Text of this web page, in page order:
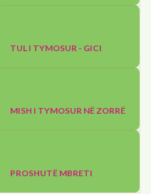
TUL I TYMOSUR - GICI
MISH I TYMOSUR NË ZORRË
PROSHUTË MBRETI